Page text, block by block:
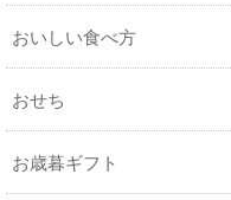
おいしい食べ方
おせち
お歳暮ギフト